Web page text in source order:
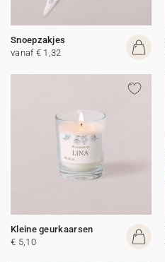
Snoepzakjes
vanaf € 1,32
Kleine geurkaarsen
€ 5,10